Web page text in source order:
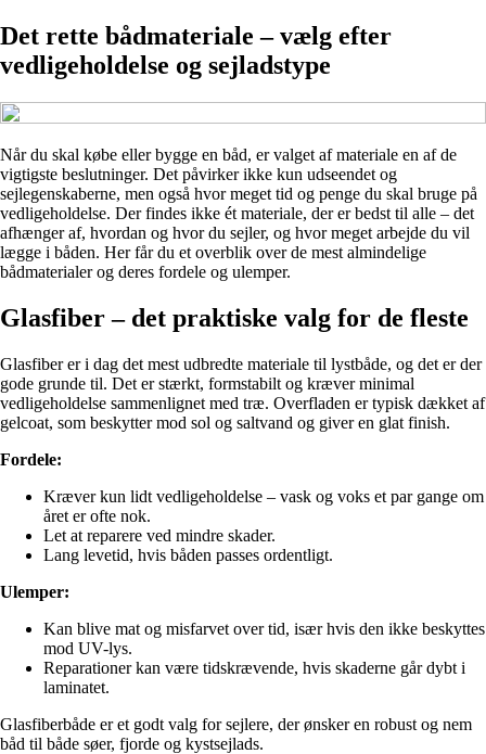
Det rette bådmateriale – vælg efter
vedligeholdelse og sejladstype
Når du skal købe eller bygge en båd, er valget af materiale en af de
vigtigste beslutninger. Det påvirker ikke kun udseendet og
sejlegenskaberne, men også hvor meget tid og penge du skal bruge på
vedligeholdelse. Der findes ikke ét materiale, der er bedst til alle – det
afhænger af, hvordan og hvor du sejler, og hvor meget arbejde du vil
lægge i båden. Her får du et overblik over de mest almindelige
bådmaterialer og deres fordele og ulemper.
Glasfiber – det praktiske valg for de fleste
Glasfiber er i dag det mest udbredte materiale til lystbåde, og det er der
gode grunde til. Det er stærkt, formstabilt og kræver minimal
vedligeholdelse sammenlignet med træ. Overfladen er typisk dækket af
gelcoat, som beskytter mod sol og saltvand og giver en glat finish.
Fordele:
Kræver kun lidt vedligeholdelse – vask og voks et par gange om
året er ofte nok.
Let at reparere ved mindre skader.
Lang levetid, hvis båden passes ordentligt.
Ulemper:
Kan blive mat og misfarvet over tid, især hvis den ikke beskyttes
mod UV-lys.
Reparationer kan være tidskrævende, hvis skaderne går dybt i
laminatet.
Glasfiberbåde er et godt valg for sejlere, der ønsker en robust og nem
båd til både søer, fjorde og kystsejlads.